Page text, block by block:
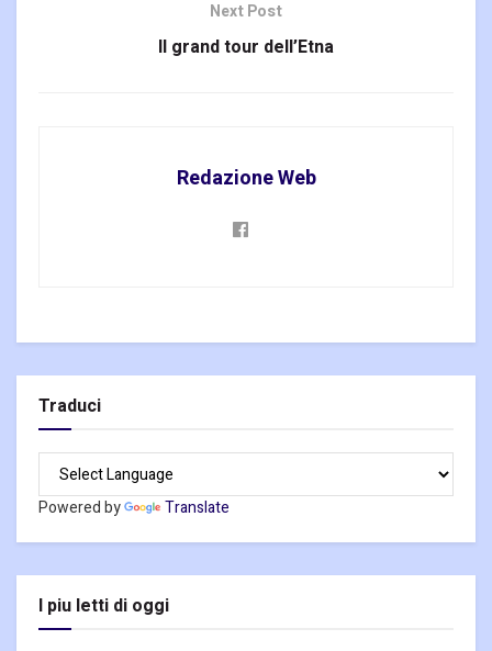
Next Post
Il grand tour dell’Etna
Redazione Web
Traduci
Powered by Translate
I piu letti di oggi